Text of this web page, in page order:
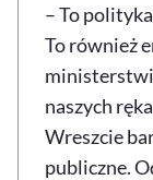
– To
To również
naszych
Wreszcie
publiczne.